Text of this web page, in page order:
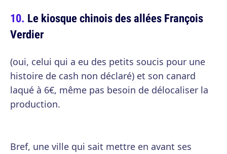
Le kiosque chinois des allées François
Verdier
(oui, celui qui a eu des petits soucis pour une
histoire de cash non déclaré) et son canard
laqué à 6€, même pas besoin de délocaliser la
production.
Bref, une ville qui sait mettre en avant ses